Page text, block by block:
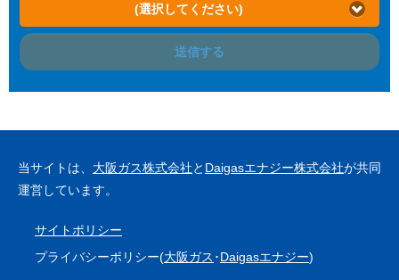
(選択してください)
送信する
当サイトは、 大阪ガス株式会社と Daigasエナジー株式会社が共同
運営しています。
サイトポリシー
プライバシーポリシー(大阪ガス ･Daigasエナジー)